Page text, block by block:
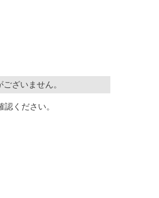
ざいません。
ください。